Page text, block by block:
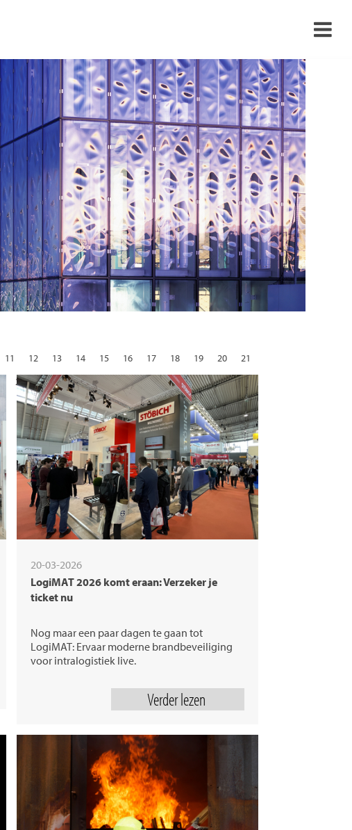
›
›
›
›
11 12 13 14 15 16 17 18 19 20
21
28 29 30 31 volgende
20-03-2026
LogiMAT 2026 komt eraan: Verzeker je
ticket nu
Nog maar een paar dagen te gaan tot
LogiMAT: Ervaar moderne brandbeveiliging
voor intralogistiek live.
Verder lezen